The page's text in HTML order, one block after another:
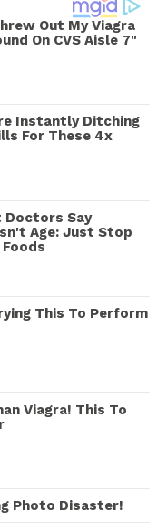
Out My Viagra
On CVS Aisle 7"
Instantly Ditching
For These 4x
Doctors Say
Age: Just Stop
This To Perform
Viagra! This To
Photo Disaster!